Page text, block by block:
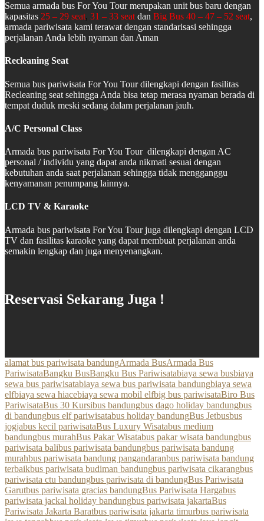
Semua armada bus For You Tour merupakan unit bus baru dengan
kapasitas 25 – 29 seat, 31 – 33 seat dan Big Bus 40 – 47 – 52 seat,
armada pariwisata kami terawat dengan standarisasi sehingga
perjalanan Anda lebih nyaman dan Aman
Recleaning Seat
Semua bus pariwisata For You Tour dilengkapi dengan fasilitas
Recleaning seat sehingga Anda bisa tetap merasa nyaman berada di
tempat duduk meski sedang dalam perjalanan jauh.
A/C Personal Class
Armada bus pariwisata For You Tour dilengkapi dengan AC
personal / individu yang dapat anda nikmati sesuai dengan
kebutuhan anda saat perjalanan sehingga tidak mengganggu
kenyamanan penumpang lainnya.
LCD TV & Karaoke
Armada bus pariwisata For You Tour juga dilengkapi dengan LCD
TV dan fasilitas karaoke yang dapat membuat perjalanan anda
semakin lengkap dan juga menyenangkan.
Reservasi Sekarang Juga !
alamat bus pariwisata bandungArmada BusArmada Bus
PariwisataBangku BusBangku Bus Pariwisatabiaya sewa busbiaya
sewa bus pariwisatabiaya sewa bus pariwisata bandungbiaya sewa
elfbiaya sewa hiacebiaya sewa mobil elfbig bus pariwisataBiro Bus
PariwisataBus 30 Kursibus bandungbus dago holiday bandungbus
di bandungbus elf pariwisatabus holiday bandungBus Jetbusbus
jogjabus kecil pariwisataBus Luxury Wisatabus medium
bandungbus murahBus Pakar Wisatabus pakar wisata bandungbus
pariwisata balibus pariwisata bandungbus pariwisata bandung
murahbus pariwisata bandung pangandaranbus pariwisata bandung
terbaikbus pariwisata budiman bandungbus pariwisata cikarangbus
pariwisata ctu bandungbus pariwisata di bandungBus Pariwisata
Garutbus pariwisata gracias bandungBus Pariwisata Hargabus
pariwisata jackal holiday bandungbus pariwisata jakartaBus
Pariwisata Jakarta Baratbus pariwisata jakarta timurbus pariwisata